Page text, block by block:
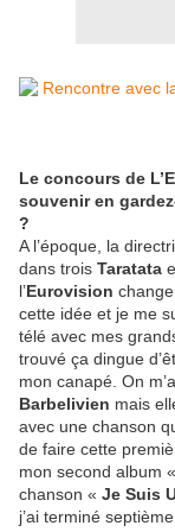
Le concours de
souvenir en
?
A l’époque, la
dans trois Taratata
l’Eurovision
cette idée et je me
télé avec mes
trouvé ça dingue
mon canapé. On
Barbelivien mais
avec une chanson
de faire cette
mon second album «
chanson « Je Suis
j’ai terminé septième